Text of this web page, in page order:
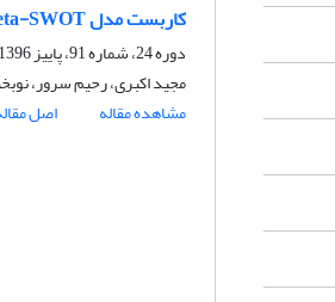
کاربست مدل Meta-SWOT در برنامه‌ریزی و مدیریت صیانت و توسعه پایدار حریم کلان‌شهرها (مطالعه موردی: حریم پهنه جنوبی کلان‌شهر تهران)
دوره 24، شماره 91، پاییز 1396، صفحه
مجید اکبری، رحیم سرور،
مشاهده مقاله
اصل